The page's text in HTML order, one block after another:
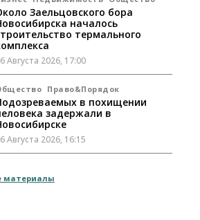
Заельцовского бора
началось
термального
Августа 2026, 17:00
Право&Порядок
в похищении
задержали в
Августа 2026, 16:15
старше 80 лет в
материалы